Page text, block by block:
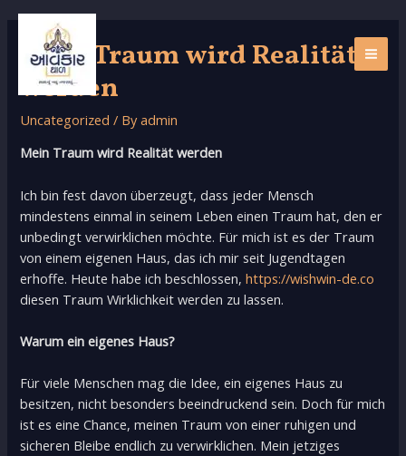
Skip
contentMein Traum wird Realität
werden
Uncategorized / Byadmin
Mein Traum wird Realität werden
Ich bin fest davon überzeugt, dass jeder Mensch
mindestens einmal in seinem Leben einen Traum hat, den er
unbedingt verwirklichen möchte. Für mich ist es der Traum
von einem eigenen Haus, das ich mir seit Jugendtagen
erhoffe. Heute habe ich beschlossen,https://wishwin-de.co
diesen Traum Wirklichkeit werden zu lassen.
Warum ein eigenes Haus?
Für viele Menschen mag die Idee, ein eigenes Haus zu
besitzen, nicht besonders beeindruckend sein. Doch für mich
ist es eine Chance, meinen Traum von einer ruhigen und
sicheren Bleibe endlich zu verwirklichen. Mein jetziges